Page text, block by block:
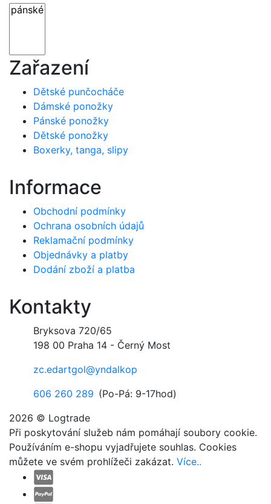
Zařazení
Dětské punčocháče
Dámské ponožky
Pánské ponožky
Dětské ponožky
Boxerky, tanga, slipy
Informace
Obchodní podmínky
Ochrana osobních údajů
Reklamační podmínky
Objednávky a platby
Dodání zboží a platba
Kontakty
Bryksova 720/65
198 00 Praha 14 - Černý Most
zc.edartgol@yndalkop
606 260 289 (Po-Pá: 9-17hod)
2026 © Logtrade
Při poskytování služeb nám pomáhají soubory cookie.
Používáním e-shopu vyjadřujete souhlas. Cookies
můžete ve svém prohlížeči zakázat. Více..